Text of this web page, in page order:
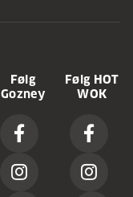
Følg
Gozney
Følg HOT
WOK